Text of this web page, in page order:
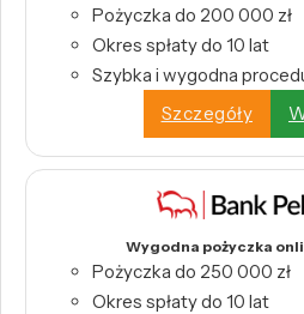
Pożyczka do 200 000 zł
Okres spłaty do 10 lat
Szybka i wygodna
Szczegóły
Wygodna pożyczka
Pożyczka do 250 000 zł
Okres spłaty do 10 lat